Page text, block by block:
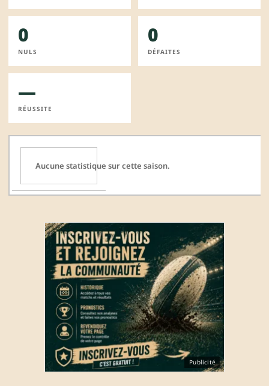
0
NULS
0
DÉFAITES
—
RÉUSSITE
Aucune statistique sur cette saison.
Publicité